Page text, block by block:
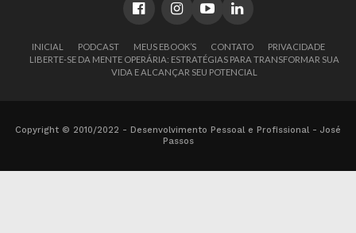
INICIAL PODCAST MEUS EBOOK’S CONTATO
PRIVACIDADE
LIBERTE-SE DA MENTE OPERÁRIA: ESTRATÉGIAS PARA TRANSFORMAR SUA
VIDA E ALCANÇAR SEU POTENCIAL
Copyright © 2010/2022 - Desenvolvimento Pessoal e Profissional - José
Passos